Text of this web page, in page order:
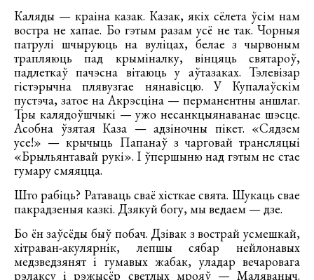
Каляды — краіна казак. Казак, якіх сёлета ўсім нам
востра не хапае. Бо гэтым разам усё не так. Чорныя
патрулі шчыруюць на вуліцах, белае з чырвоным
трапляюць пад крыміналку, вінцяць святароў,
падлеткаў пачэсна вітаюць у аўтазаках. Тэлевізар
гістэрычна плявузгае нянавісцю. У Купалаўскім
пустэча, затое на Акрэсціна — перманентны аншлаг.
Тры калядоўшчыкі — ужо несанкцыянаванае шэсце.
Асобна ўзятая Каза — адзіночны пікет. «Сядзем
усе!» — крычыць Папанаў з чарговай трансляцыі
«Брыльянтавай рукі». І ўпершыню над гэтым не стае
гумару смяяцца.
Што рабіць? Ратаваць сваё хісткае свята. Шукаць свае
пакрадзеныя казкі. Дзякуй богу, мы ведаем — дзе.
Бо ён заўсёды быў побач. Дзівак з вострай усмешкай,
хітраван-акулярнік, лепшы сябар нейлонавых
медзведзянят і гумавых жабак, уладар вечаровага
рэлаксу і рэжысёр светлых мрояў — Маляваныч.